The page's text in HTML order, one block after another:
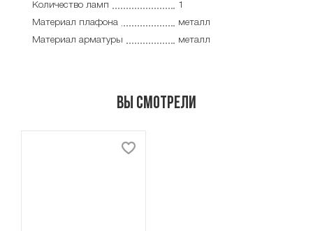
Количество ламп
1
Материал плафона
металл
Материал арматуры
металл
Вы смотрели